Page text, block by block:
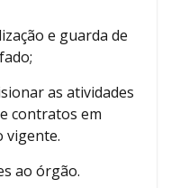
e guarda de
as atividades
contratos em
vigente.
ao órgão.